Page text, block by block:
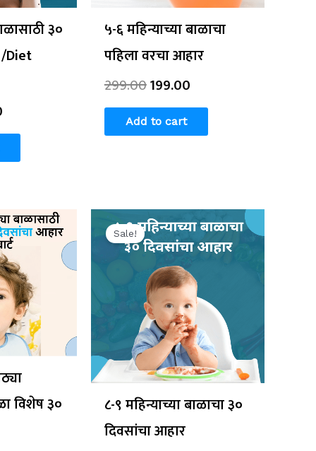
३०
Diet
५-६ महिन्याच्या बाळाचा
पहिला वरचा आहार
299.00199.00
Add to cart
विशेष ३०
Current
price
is:
₹199.00.
Sale!
८-९ महिन्याच्या बाळाचा ३०
दिवसांचा आहार
Original
price
was:
₹299.00.
Current
price
is:
₹199.00.